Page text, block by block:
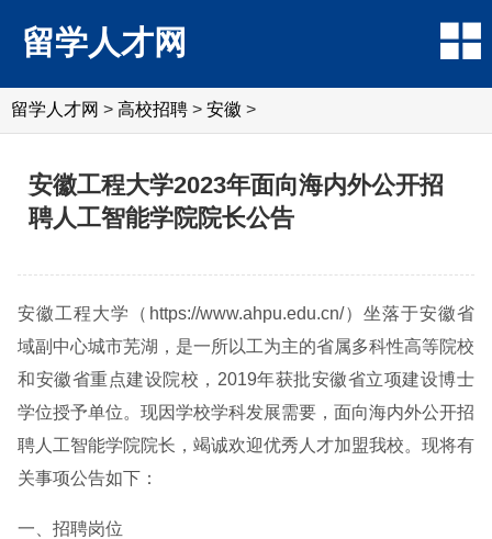
留学人才网
留学人才网 > 高校招聘 > 安徽 >
安徽工程大学2023年面向海内外公开招
聘人工智能学院院长公告
安徽工程大学（https://www.ahpu.edu.cn/）坐落于安徽省
域副中心城市芜湖，是一所以工为主的省属多科性高等院校
和安徽省重点建设院校，2019年获批安徽省立项建设博士
学位授予单位。现因学校学科发展需要，面向海内外公开招
聘人工智能学院院长，竭诚欢迎优秀人才加盟我校。现将有
关事项公告如下：
一、招聘岗位